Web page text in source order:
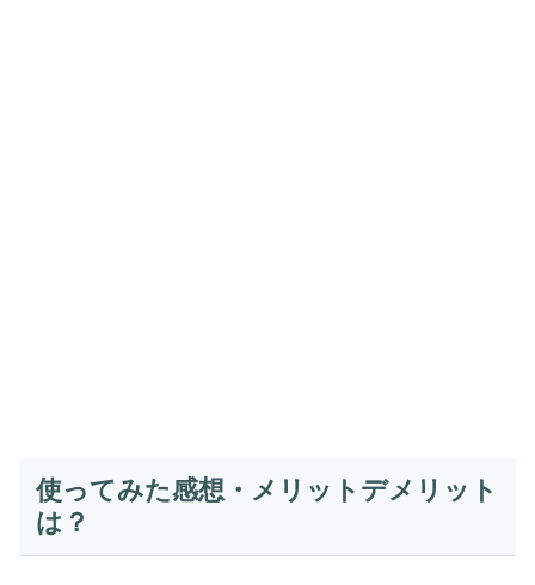
使ってみた感想・メリットデメリット
は？